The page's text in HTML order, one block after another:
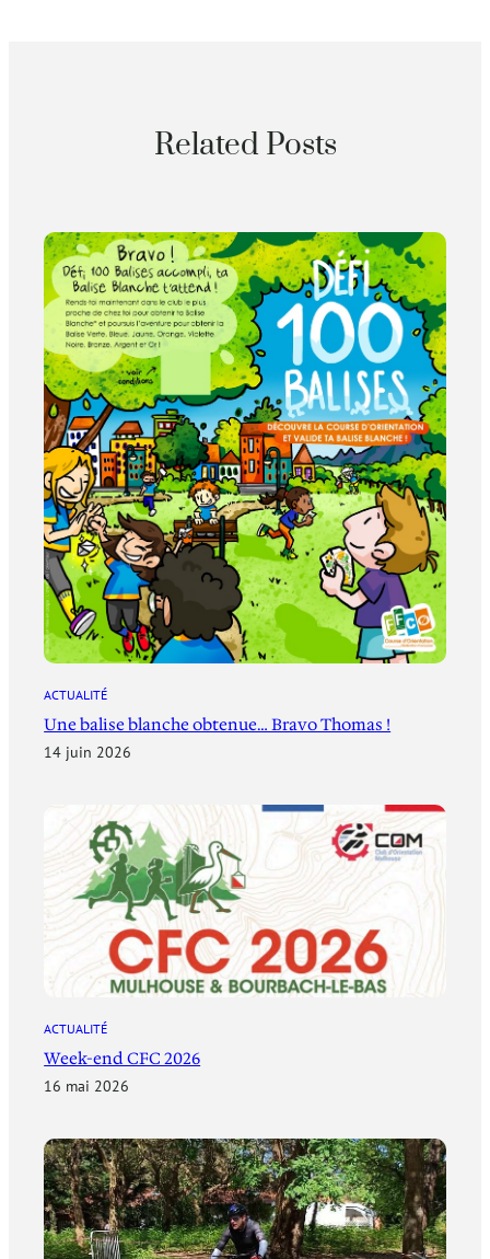
Related Posts
ACTUALITÉ
Une balise blanche obtenue… Bravo Thomas !
14 juin 2026
ACTUALITÉ
Week-end CFC 2026
16 mai 2026